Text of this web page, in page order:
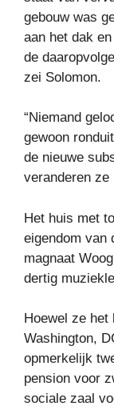
gebouw was
aan het dak
de
zei Solomon.
“Niemand
gewoon
de nieuwe
veranderen ze
Het huis met
eigendom van
magnaat
dertig
Hoewel ze
Washington,
opmerkelijk
pension voor
sociale zaal